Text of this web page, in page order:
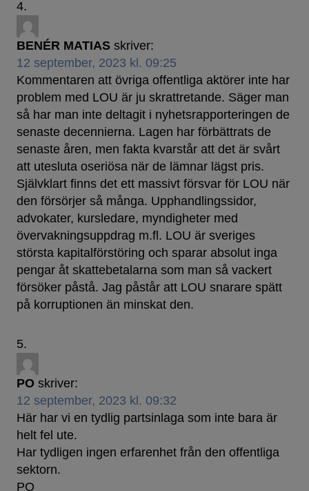
BENÉR MATIAS skriver:
12 september, 2023 kl. 09:25
Kommentaren att övriga offentliga aktörer inte har
problem med LOU är ju skrattretande. Säger man
så har man inte deltagit i nyhetsrapporteringen de
senaste decennierna. Lagen har förbättrats de
senaste åren, men fakta kvarstår att det är svårt
att utesluta oseriösa när de lämnar lägst pris.
Självklart finns det ett massivt försvar för LOU när
den försörjer så många. Upphandlingssidor,
advokater, kursledare, myndigheter med
övervakningsuppdrag m.fl. LOU är sveriges
största kapitalförstöring och sparar absolut inga
pengar åt skattebetalarna som man så vackert
försöker påstå. Jag påstår att LOU snarare spätt
på korruptionen än minskat den.
PO skriver:
12 september, 2023 kl. 09:32
Här har vi en tydlig partsinlaga som inte bara är
helt fel ute.
Har tydligen ingen erfarenhet från den offentliga
sektorn.
PO